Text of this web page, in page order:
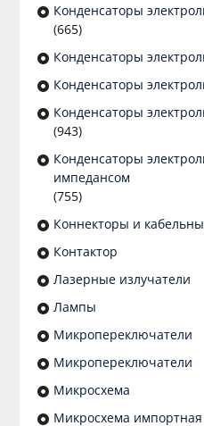
Конденсаторы
(665)
Конденсаторы
Конденсаторы
Конденсаторы
(943)
Конденсаторы
импедансом
(755)
Коннекторы и
Контактор
Лазерные излучатели
Лампы
Микропереключатели
Микропереключатели
Микросхема
Микросхема импортная